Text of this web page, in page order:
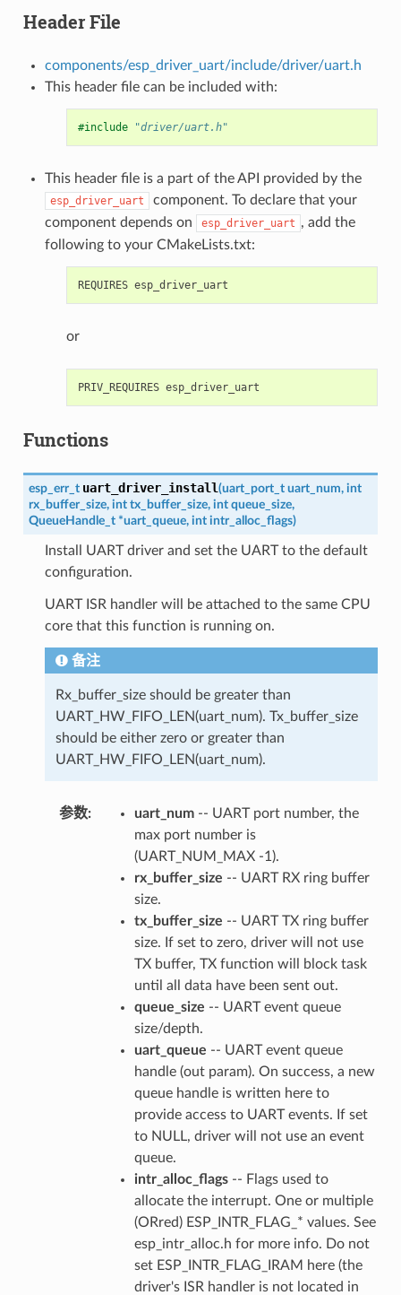
Header File
components/esp_driver_uart/include/driver/uart.h
This header file can be included with:
#include "driver/uart.h"
This header file is a part of the API provided by the
esp_driver_uart
component. To declare that your
component depends on
esp_driver_uart , add the
following to your CMakeLists.txt:
or
Functions
esp_err_t uart_driver_install(uart_port_t uart_num, int
rx_buffer_size, int tx_buffer_size, int queue_size,
QueueHandle_t *uart_queue, int intr_alloc_flags)
Install UART driver and set the UART to the default
configuration.
UART ISR handler will be attached to the same CPU
core that this function is running on.
备注
Rx_buffer_size should be greater than
UART_HW_FIFO_LEN(uart_num). Tx_buffer_size
should be either zero or greater than
UART_HW_FIFO_LEN(uart_num).
参数: uart_num-- UART port number, the
max port number is
(UART_NUM_MAX -1).
rx_buffer_size -- UART RX ring buffer
size.
tx_buffer_size -- UART TX ring buffer
size. If set to zero, driver will not use
TX buffer, TX function will block task
until all data have been sent out.
queue_size -- UART event queue
size/depth.
uart_queue -- UART event queue
handle (out param). On success, a new
queue handle is written here to
provide access to UART events. If set
to NULL, driver will not use an event
queue.
intr_alloc_flags-- Flags used to
allocate the interrupt. One or multiple
(ORred) ESP_INTR_FLAG_* values. See
esp_intr_alloc.h for more info. Do not
set ESP_INTR_FLAG_IRAM here (the
driver's ISR handler is not located in